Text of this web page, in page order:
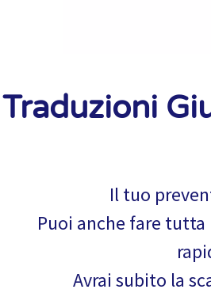
Traduzioni
Il tuo
Puoi anche fare
Avrai subito la